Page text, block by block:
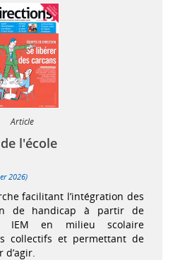
Article
l'école
2026)
facilitant l’intégration des
de handicap à partir de
IEM en milieu scolaire
collectifs et permettant de